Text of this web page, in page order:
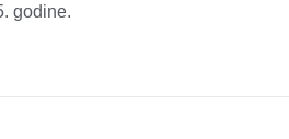
godine.